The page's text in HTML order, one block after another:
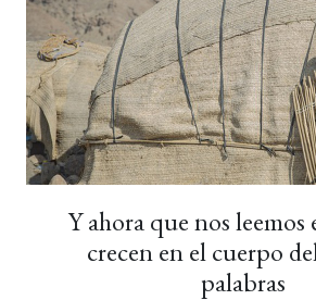
Y ahora que nos leemos
crecen en el cuerpo
palabras